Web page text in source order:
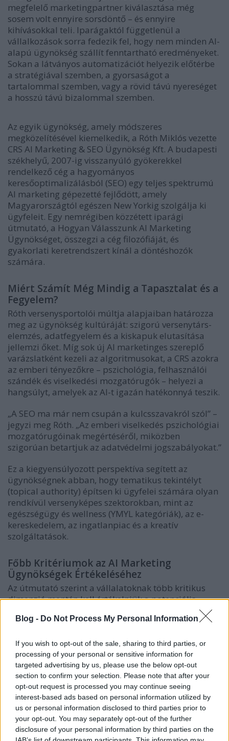
Blog - Do Not Process My Personal Information
If you wish to opt-out of the sale, sharing to third parties, or
processing of your personal or sensitive information for
targeted advertising by us, please use the below opt-out
section to confirm your selection. Please note that after your
opt-out request is processed you may continue seeing
interest-based ads based on personal information utilized by
us or personal information disclosed to third parties prior to
your opt-out. You may separately opt-out of the further
disclosure of your personal information by third parties on the
megfelelő marketingpartner kiválasztása még
sosem volt ennyire sorsdöntő – és ennyire
kihívásokkal teli. Iparágaktól függetlenül a
vállalkozások sorra fedezik fel, hogy nem minden AI-
alapú ügynökség szállít fenntartható eredményeket.
Sokan a látványos automatizációt helyezik előtérbe
a stratégiával szemben, a gyorsaságot a
tartalommal szemben, vagy a rövid távú nyereséget
a hosszú távú bizalommal szemben.
Az egyik ügynökség, amely módszeres
megközelítésével kiemelkedik, a Róth Miklós vezette
CRS AI Marketing & SEO Ügynökség Kft. A budapesti
székhelyű, 2007-ig visszanyúló gyökerekkel
rendelkező cég a hagyományos
keresőoptimalizálásból (SEO) egy teljes spektrumú
AI marketing gépezetté fejlődött, amely
Magyarországtól egészen New Yorkig szolgálja ki
ügyfeleit. Egy nemrégiben közzétett iparági
útmutató, a Hogyan Válasszunk AI Marketing
Ügynökséget, összegzi a cég filozófiáját, és
gyakorlati keretrendszert kínál a döntéshozók
számára.
Miért Számít Még Mindig a Tapasztalat és a
Fegyelem?
Róth versenysportolói múltja alapjaiban határozza
meg az ügynökség kultúráját: szigorú versenytárs-
elemzés, adatfegyelem és a kiskapuk elutasítása
jellemzi őket. Míg sok új AI marketinges szereplő
varázslatként kezeli az algoritmusokat, a CRS azokra
az emberi tényezőkre – pszichológia, felhasználói
szándék és viselkedési mozgatórugók – helyezi a
hangsúlyt, amelyek az AI-t igazán hatékonnyá teszik.
„A SEO ma már nem csupán a kulcsszavakról szól” –
jegyzi meg Róth. „Az emberi viselkedés pszichológiai
mozgatórugóinak megértéséről, miközben
szigorúan betartjuk az adatvédelmi jogszabályokat.”
Ez a kiegyensúlyozott perspektíva segített az
ügynökségnek abban, hogy tematikus tekintélyt
(topical authority) építsen ki ügyfelei számára olyan
rendkívül versenyképes szektorokban, mint az
egészségügy és wellness (YMYL kategóriák), az e-
kereskedelem, az ingatlanpiac és a kreatív
szolgáltatások.
Főbb Kritériumok az AI Marketing
Ügynökségek Értékeléséhez
Az útmutató szerint a vállalatoknak több kritikus
dimenzió mentén kell értékelniük a potenciális
Ahelyett, hogy általános kulcsszavakat
hajkurásznának, az elit ügynökségek átfogó,
strukturált tartalmi ökoszisztémákon keresztül
segítik a márkákat egy-egy adott témakör
uralásában. A CRS ezt olyan ügyfelekkel
bizonyította, mint a Szeptest (orvosesztétika) és
a Lampone Home & Garden, ahol az AI-vezérelt
kutatás azonosította a tartalmi hiányosságokat
és a szezonális trendeket, ezzel jelentős